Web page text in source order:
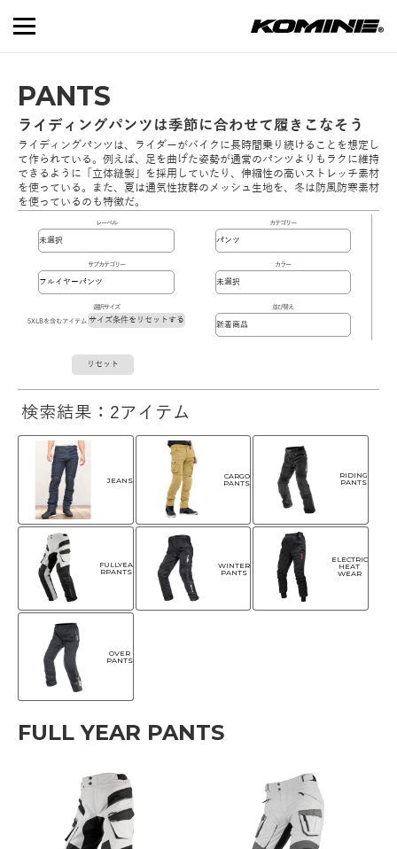
PANTS
ライディングパンツは季節に合わせて履きこなそう
ライディングパンツは、ライダーがバイクに長時間乗り続けることを想定し
て作られている。例えば、足を曲げた姿勢が通常のパンツよりもラクに維持
できるように「立体縫製」を採用していたり、伸縮性の高いストレッチ素材
を使っている。また、夏は通気性抜群のメッシュ生地を、冬は防風防寒素材
を使っているのも特徴だ。
レーベル カテゴリー
サブカテゴリー カラー
選択サイズ
5XLBを含むアイテム サイズ条件をリセットする
並び替え
リセット
検索結果：2アイテム
JEANS
CARGO
PANTS
RIDING
PANTS
FULLYEA
RPANTS
WINTER
PANTS
ELECTRIC
HEAT
WEAR
OVER
PANTS
FULL YEAR PANTS